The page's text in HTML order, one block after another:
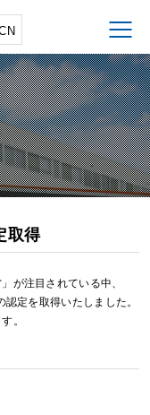
取得
が注目されている中、
定を取得いたしました。
。